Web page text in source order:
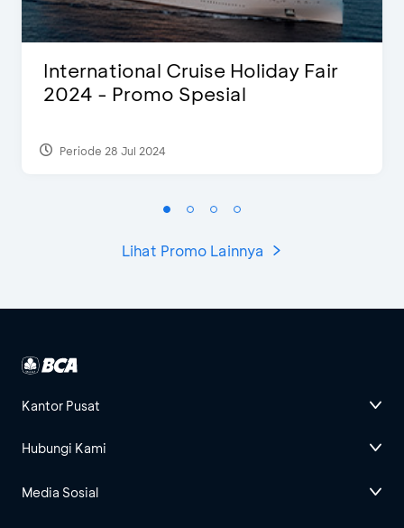
International Cruise Holiday Fair
2024 - Promo Spesial
Periode 28 Jul 2024
Lihat Promo Lainnya
Kantor Pusat
Hubungi Kami
Media Sosial